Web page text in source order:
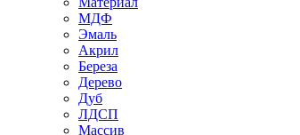
МДФ
Эмаль
Акрил
Береза
Дерево
Дуб
ЛДСП
Массив